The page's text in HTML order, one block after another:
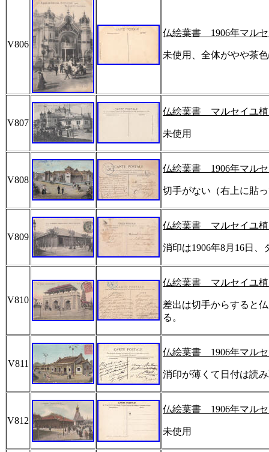
V806
仏絵葉書 1906年マル
未使用、全体がやや茶
V807
仏絵葉書 マルセイユ
未使用
V808
仏絵葉書 1906年マル
切手がない（右上に貼
V809
仏絵葉書 マルセイユ
消印は1906年8月 16日、
V810
仏絵葉書 マルセイユ
差出は切手からすると
る。
V811
仏絵葉書 1906年マル
消印が薄くて日付は読
V812
仏絵葉書 1906年マル
未使用